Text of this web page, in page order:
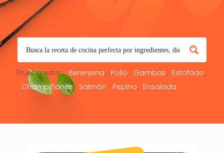
Prueba esto: Berenjena Pollo Gambas
Estofado
Champiñones
Salmón Pepino Ensalada